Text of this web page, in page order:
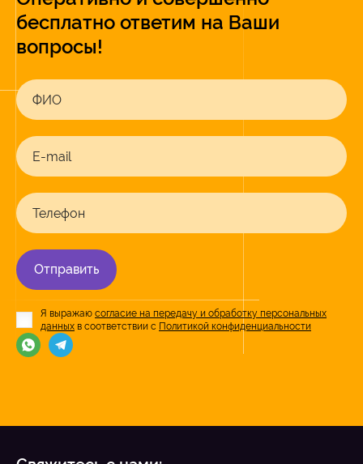
бесплатно ответим на Ваши
вопросы!
ФИО
E-mail
Телефон
Отправить
Я выражаю согласие на передачу и обработку персональных
данных в соответствии с Политикой конфиденциальности